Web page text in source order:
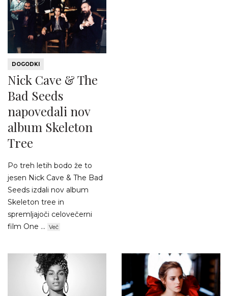
DOGODKI
Nick Cave & The
Bad Seeds
napovedali nov
album Skeleton
Tree
Po treh letih bodo že to
jesen Nick Cave & The Bad
Seeds izdali nov album
Skeleton tree in
spremljajoči celovečerni
film One ... Več